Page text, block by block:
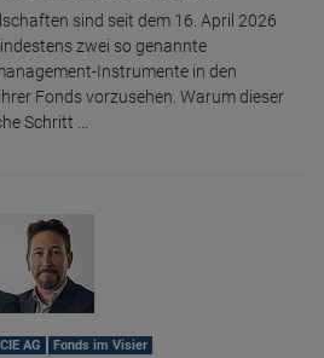
sind seit dem 16. April 2026
zwei so genannte
Instrumente in den
Fonds vorzusehen. Warum dieser
Schritt ...
AG Fonds im Visier